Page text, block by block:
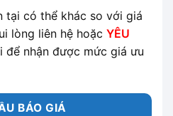
tại có thể khác so với giá
lòng liên hệ hoặc YÊU
để nhận được mức giá ưu
BÁO GIÁ